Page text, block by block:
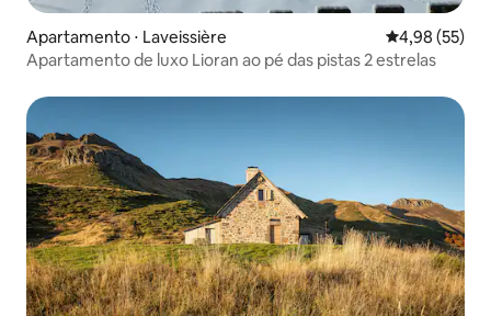
Apartamento ⋅ Laveissière 4,98 de uma
4,98 (55)
Apartamento de luxo Lioran ao pé das pistas 2 estrelas